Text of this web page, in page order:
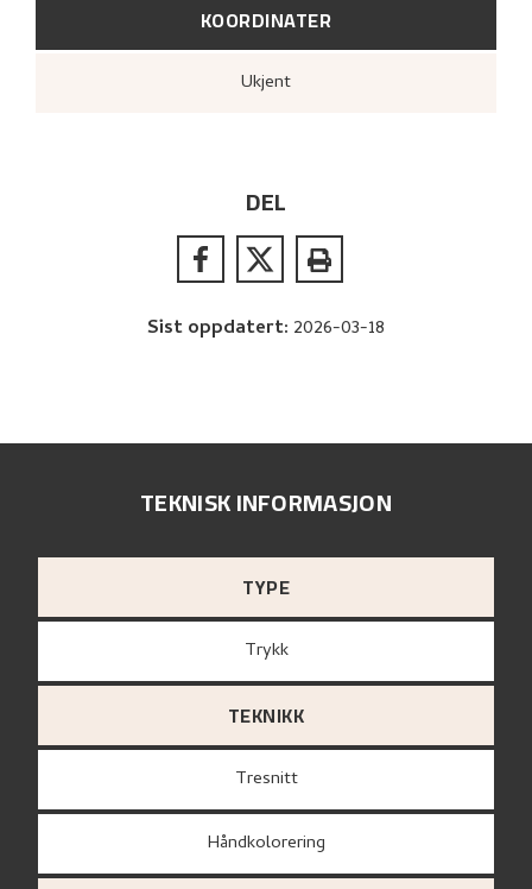
KOORDINATER
Ukjent
DEL
Sist oppdatert: 2026-03-18
TEKNISK INFORMASJON
TYPE
Trykk
TEKNIKK
Tresnitt
Håndkolorering